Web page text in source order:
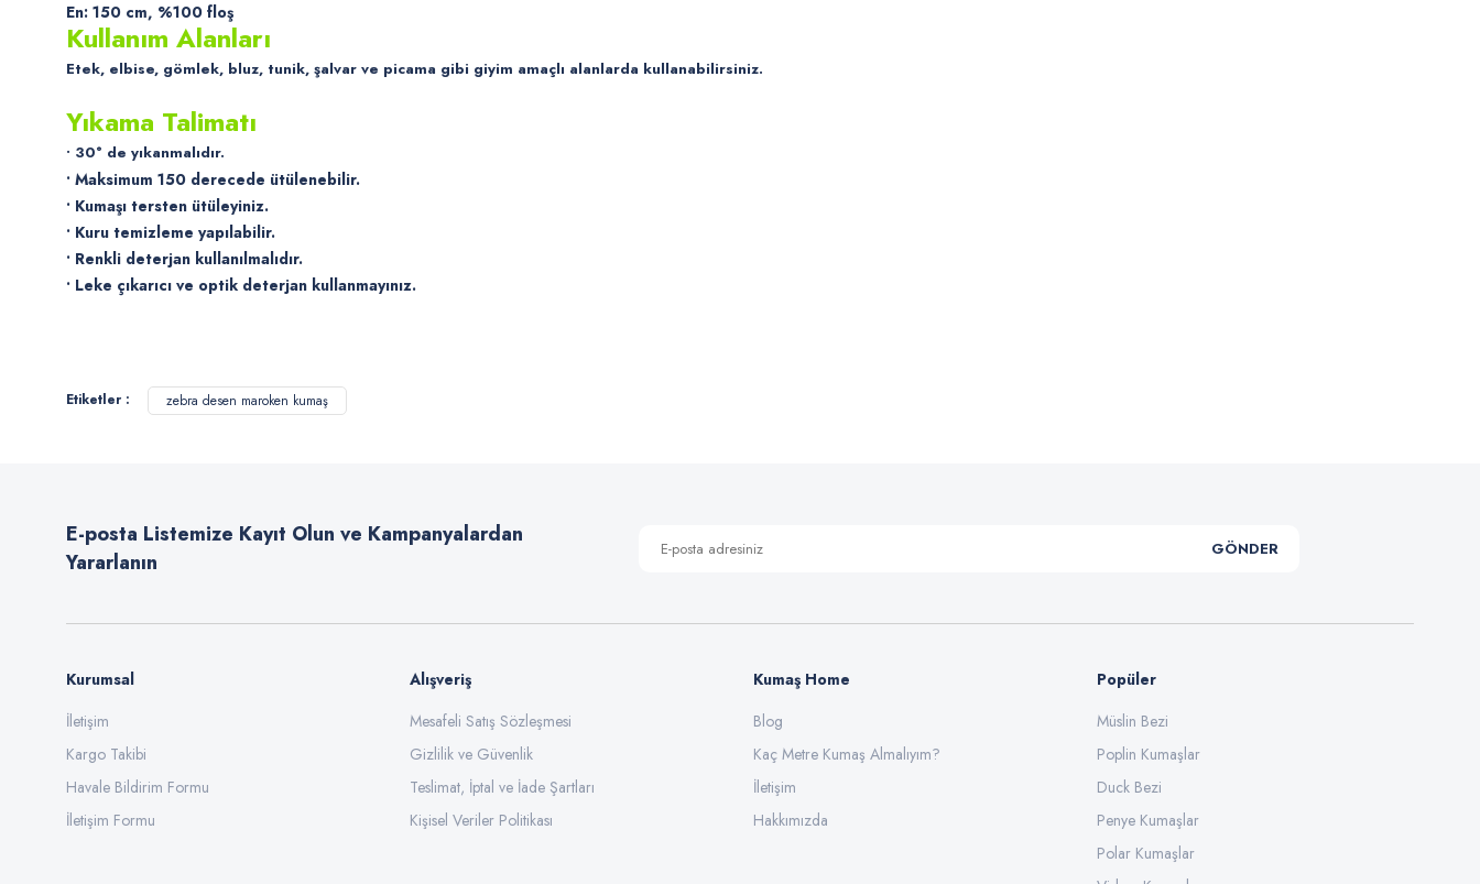
En: 150 cm, %100 floş
Kullanım Alanları
Etek, elbise, gömlek, bluz, tunik, şalvar ve picama gibi giyim amaçlı alanlarda kullanabilirsiniz.
Yıkama Talimatı
• 30° de yıkanmalıdır.
• Maksimum 150 derecede ütülenebilir.
• Kumaşı tersten ütüleyiniz.
• Kuru temizleme yapılabilir.
• Renkli deterjan kullanılmalıdır.
• Leke çıkarıcı ve optik deterjan kullanmayınız.
Ürün resmi kalitesiz, bozuk veya görüntülenemiyor.
Ürün fiyatı diğer sitelerden daha pahalı.
Bu ürüne benzer farklı alternatifler olmalı.
Gönder
Etiketler : zebra desen maroken kumaş
E-posta Listemize Kayıt Olun ve Kampanyalardan
Yararlanın
GÖNDER
Kurumsal
İletişim
Kargo Takibi
Havale Bildirim Formu
İletişim Formu
Alışveriş
Mesafeli Satış Sözleşmesi
Gizlilik ve Güvenlik
Teslimat, İptal ve İade Şartları
Kişisel Veriler Politikası
Kumaş Home
Blog
Kaç Metre Kumaş Almalıyım?
İletişim
Hakkımızda
Popüler
Müslin Bezi
Poplin Kumaşlar
Duck Bezi
Penye Kumaşlar
Polar Kumaşlar